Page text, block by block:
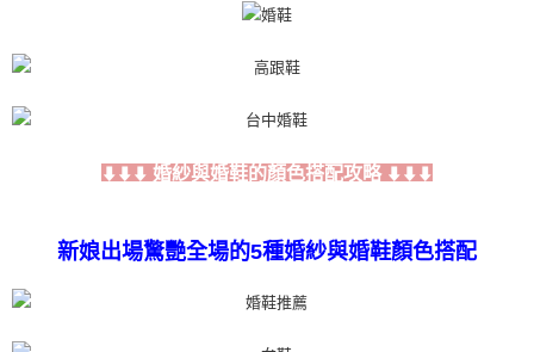
⬇⬇⬇ 婚紗與婚鞋的顏色搭配攻略 ⬇⬇⬇
新娘出場驚艷全場的5種婚紗與婚鞋顏色搭配